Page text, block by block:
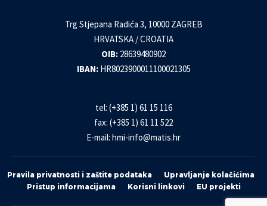
Trg Stjepana Radića 3, 10000 ZAGREB
HRVATSKA / CROATIA
OIB: 28639480902
IBAN: HR8023900011100021305
tel: (+385 1) 61 15 116
fax: (+385 1) 61 11 522
E-mail: hmi-info@matis.hr
Pravila privatnosti i zaštite podataka
Upravljanje kolačićima
Pristup informacijama
Korisni linkovi EU projekti